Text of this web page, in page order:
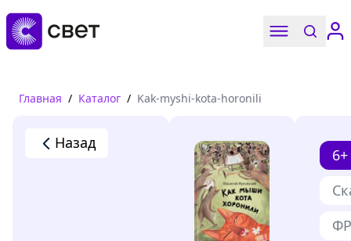
Дружба, любовь, взросление
Читать
Главная / Каталог / Kak-myshi-kota-horonili
Назад
6+